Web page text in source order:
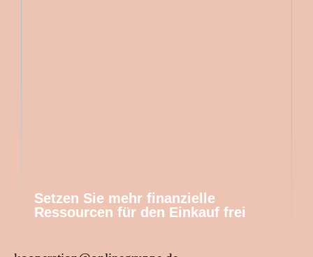
Setzen Sie mehr finanzielle
Ressourcen für den Einkauf frei